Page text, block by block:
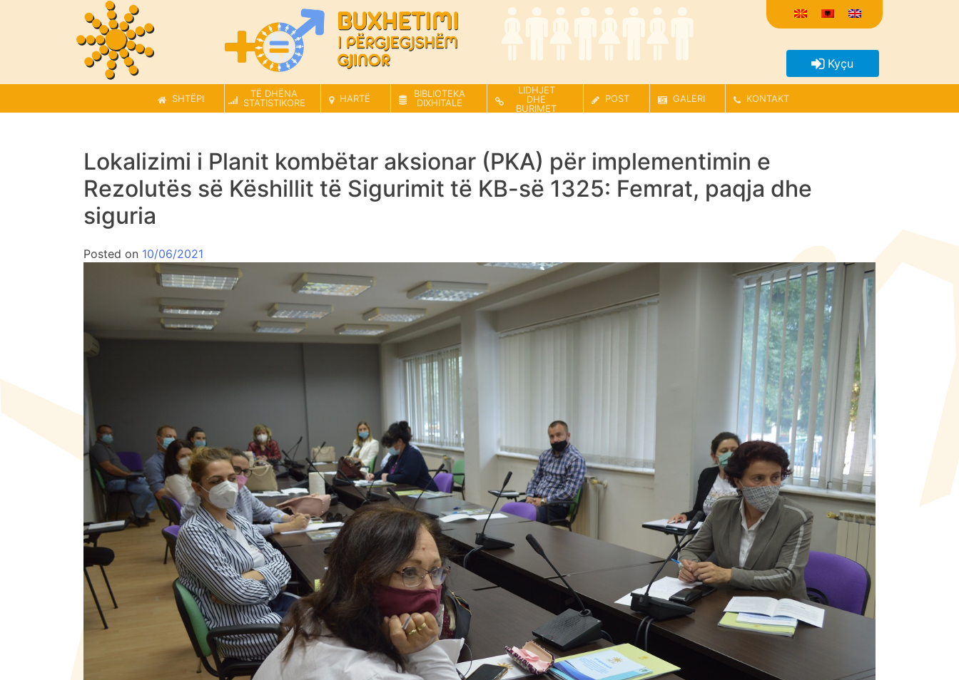
Kyçu
SHTËPI
TË DHËNA
STATISTIKORE
HARTË
BIBLIOTEKA
DIXHITALE
LIDHJET
DHE
BURIMET
POST GALERI KONTAKT
Lokalizimi i Planit kombëtar aksionar (PKA) për implementimin e
Rezolutës së Këshillit të Sigurimit të KB-së 1325: Femrat, paqja dhe
siguria
Posted on 10/06/2021